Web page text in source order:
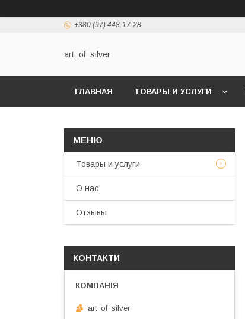
+380 (97) 448-17-28
art_of_silver
ГЛАВНАЯ ТОВАРЫ И УСЛУГИ
Товары и услуги
О нас
Отзывы
КОНТАКТИ
art_of_silver